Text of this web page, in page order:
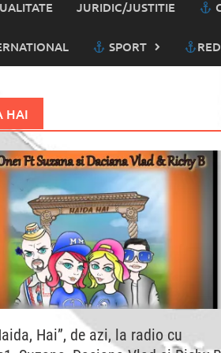
JURIDIC/JUSTITIE
SPORT
HAI
Hai”, de azi, la radio cu